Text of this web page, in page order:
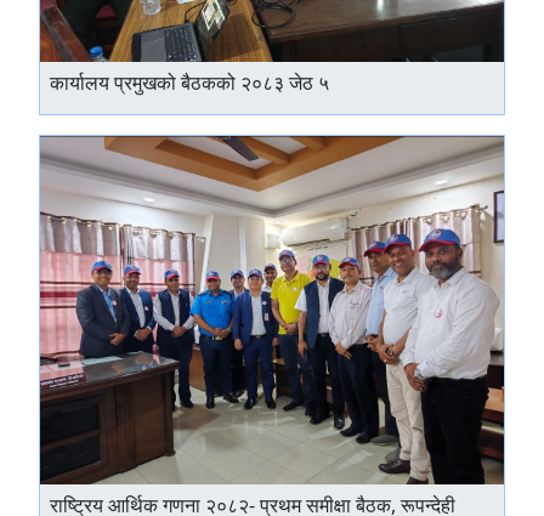
कार्यालय प्रमुखको बैठकको २०८३ जेठ ५
राष्ट्रिय आर्थिक गणना २०८२- प्रथम समीक्षा बैठक, रूपन्देही